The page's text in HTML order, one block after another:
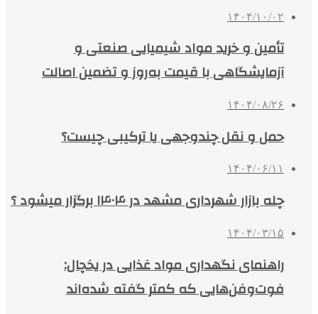
۱۴۰۴/۱۰/۰۲
تأمین و خرید مواد شیمیایی صنعتی و
آزمایشگاهی با قیمت به‌روز و تضمین اصالت
۱۴۰۴/۰۸/۲۶
حمل و نقل چندوجهی یا ترکیبی چیست؟
۱۴۰۴/۰۶/۱۱
چله بازار شهرداری مشهد در ۱۴۰۴ برگزار میشود ؟
۱۴۰۴/۰۳/۱۵
راهنمای نگهداری مواد غذایی در یخچال:
فوت‌وفن‌هایی که کمتر گفته شده‌اند